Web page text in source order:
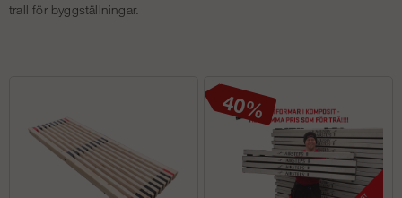
trall för byggställningar.